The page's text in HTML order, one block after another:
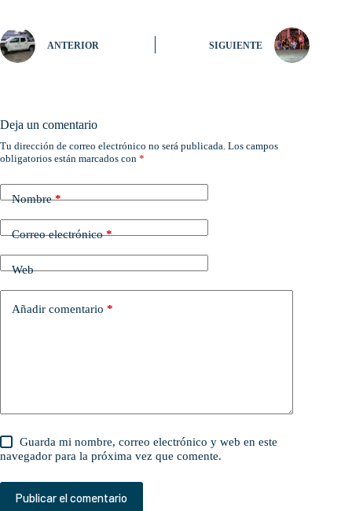
ANTERIOR SIGUIENTE
Deja un comentario
Tu dirección de correo electrónico no será publicada. Los campos
obligatorios están marcados con *
Nombre*
Correo electrónico*
Web
Añadir comentario *
Guarda mi nombre, correo electrónico y web en este
navegador para la próxima vez que comente.
Publicar el comentario